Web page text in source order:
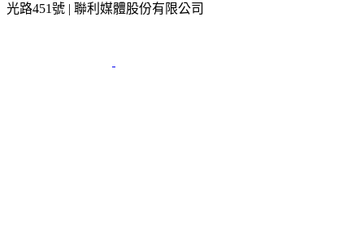
光路451號 | 聯利媒體股份有限公司